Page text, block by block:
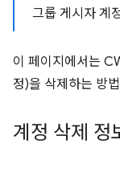
그룹 게시자 계
이 페이지에서는
정)을 삭제하는 방
계정 삭제 정